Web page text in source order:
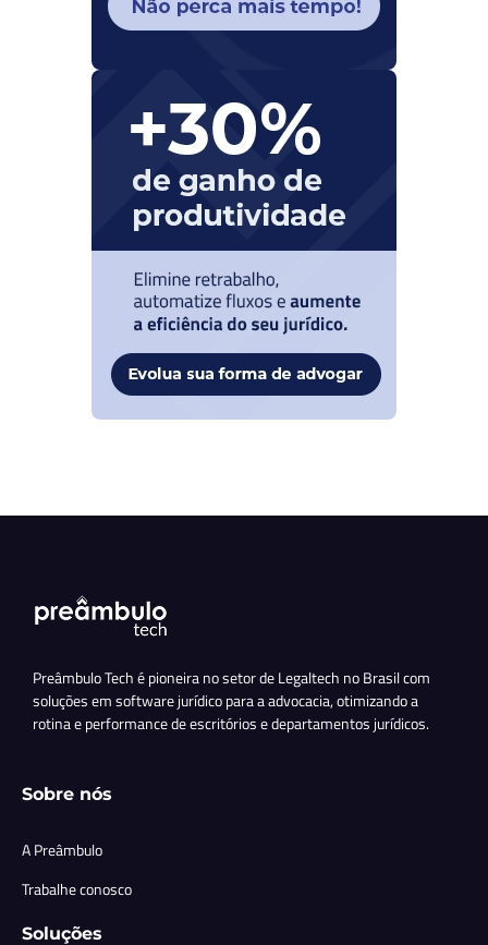
Preâmbulo Tech é pioneira no setor de Legaltech no Brasil com
soluções em software jurídico para a advocacia, otimizando a
rotina e performance de escritórios e departamentos jurídicos.
Sobre nós
A Preâmbulo
Trabalhe conosco
Soluções